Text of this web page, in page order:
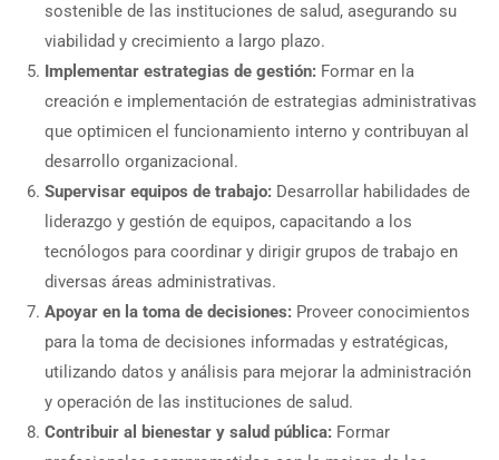
sostenible de las instituciones de salud, asegurando su
viabilidad y crecimiento a largo plazo.
Implementar estrategias de gestión: Formar en la
creación e implementación de estrategias administrativas
que optimicen el funcionamiento interno y contribuyan al
desarrollo organizacional.
Supervisar equipos de trabajo: Desarrollar habilidades de
liderazgo y gestión de equipos, capacitando a los
tecnólogos para coordinar y dirigir grupos de trabajo en
diversas áreas administrativas.
Apoyar en la toma de decisiones: Proveer conocimientos
para la toma de decisiones informadas y estratégicas,
utilizando datos y análisis para mejorar la administración
y operación de las instituciones de salud.
Contribuir al bienestar y salud pública: Formar